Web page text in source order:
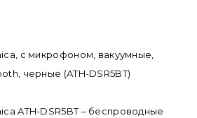
с микрофоном, вакуумные,
черные (ATH-DSR5BT)
ATH-DSR5BT – беспроводные